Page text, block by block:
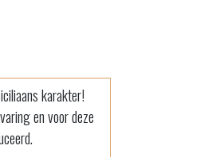
karakter!
en voor deze